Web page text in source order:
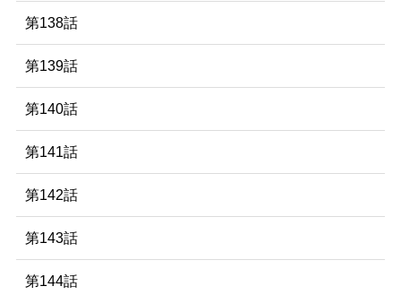
第138話
第139話
第140話
第141話
第142話
第143話
第144話